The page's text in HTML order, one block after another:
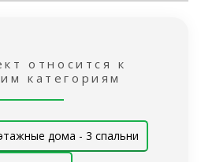
относится к
категориям
дома - 3 спальни